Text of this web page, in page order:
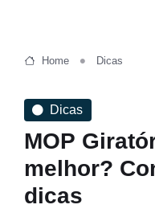
Home Dicas
Dicas
MOP
melhor?
dicas